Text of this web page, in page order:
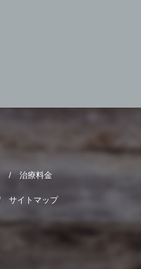
治療料金
サイトマップ